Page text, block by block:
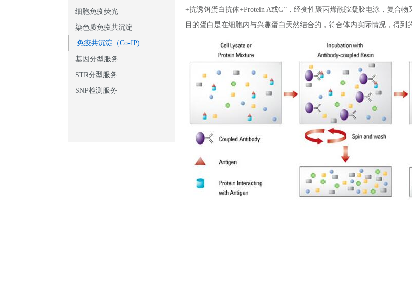
细胞免疫荧光
染色质免疫共沉淀
免疫共沉淀（Co-IP)
基因分型服务
STR分型服务
SNP检测服务
+抗诱饵蛋白抗体+Protein A或G”，经变性聚丙烯酰胺凝胶电泳，复合
目的蛋白是在细胞内与兴趣蛋白天然结合的，符合体内实际情况，得到